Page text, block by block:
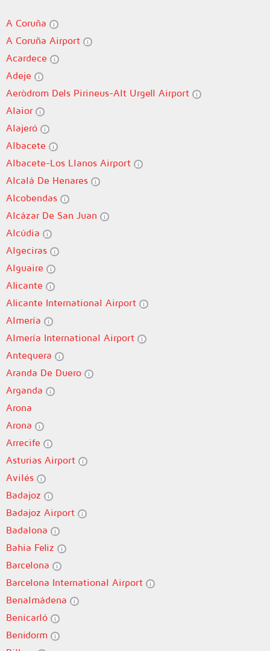
A Coruña
A Coruña Airport
Acardece
Adeje
Aeròdrom Dels Pirineus-Alt Urgell Airport
Alaior
Alajeró
Albacete
Albacete-Los Llanos Airport
Alcalá De Henares
Alcobendas
Alcázar De San Juan
Alcúdia
Algeciras
Alguaire
Alicante
Alicante International Airport
Almería
Almería International Airport
Antequera
Aranda De Duero
Arganda
Arona
Arona
Arrecife
Asturias Airport
Avilés
Badajoz
Badajoz Airport
Badalona
Bahia Feliz
Barcelona
Barcelona International Airport
Benalmádena
Benicarló
Benidorm